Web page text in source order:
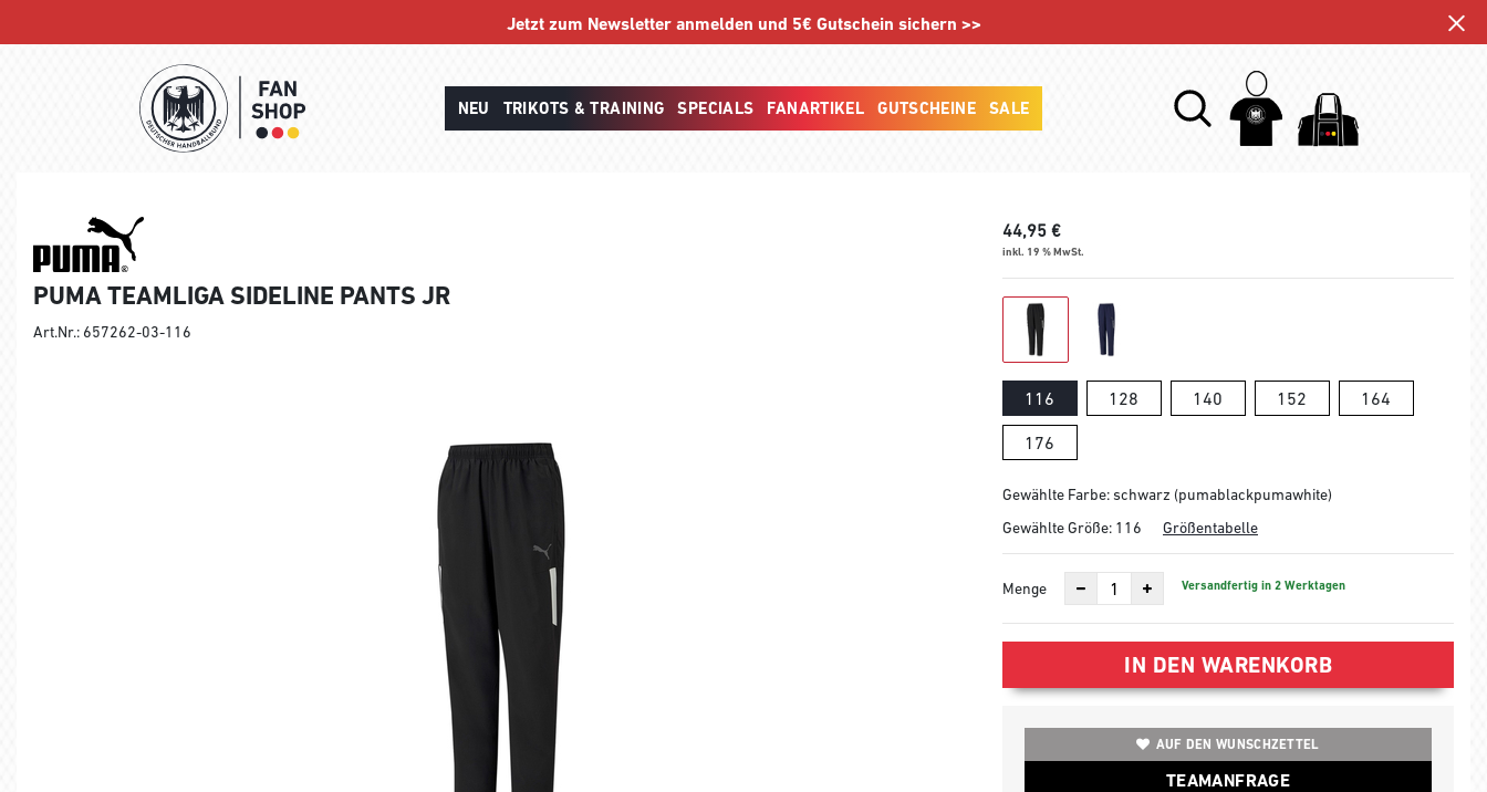
Jetzt zum Newsletter anmelden und 5€ Gutschein sichern >>
NEU TRIKOTS & TRAINING SPECIALS FANARTIKEL GUTSCHEINE SALE
PUMA TEAMLIGA SIDELINE PANTS JR
Art.Nr.: 657262-03-116
44,95 €
inkl. 19 % MwSt.
116 128 140 152 164
176
Gewählte Farbe: schwarz (pumablackpumawhite)
Gewählte Größe: 116 Größentabelle
Menge Versandfertig in 2 Werktagen
IN DEN WARENKORB
AUF DEN WUNSCHZETTEL
TEAMANFRAGE